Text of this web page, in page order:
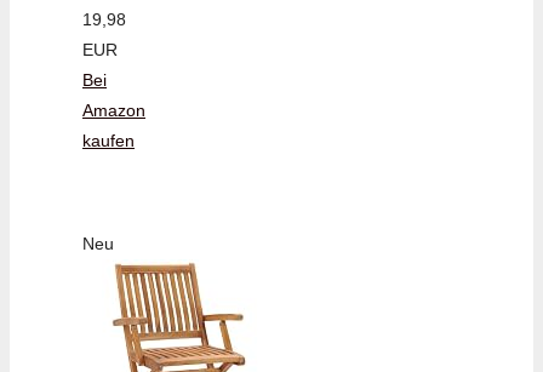
19,98
EUR
Bei
Amazon
kaufen
Neu